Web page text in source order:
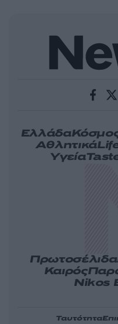
Ελλάδα
Αθλητικά
Υγεία
Πρωτοσέλιδα
Καιρός
Nikos
Ταυτότητα